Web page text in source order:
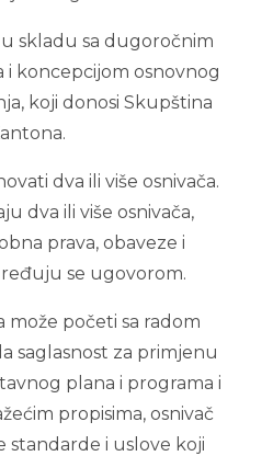
u skladu sa dugoročnim
i koncepcijom osnovnog
koji donosi Skupština
dva ili više osnivača.
dva ili više osnivača,
prava, obaveze i
se ugovorom.
može početi sa radom
saglasnost za primjenu
plana i programa i
propisima, osnivač
standarde i uslove koji